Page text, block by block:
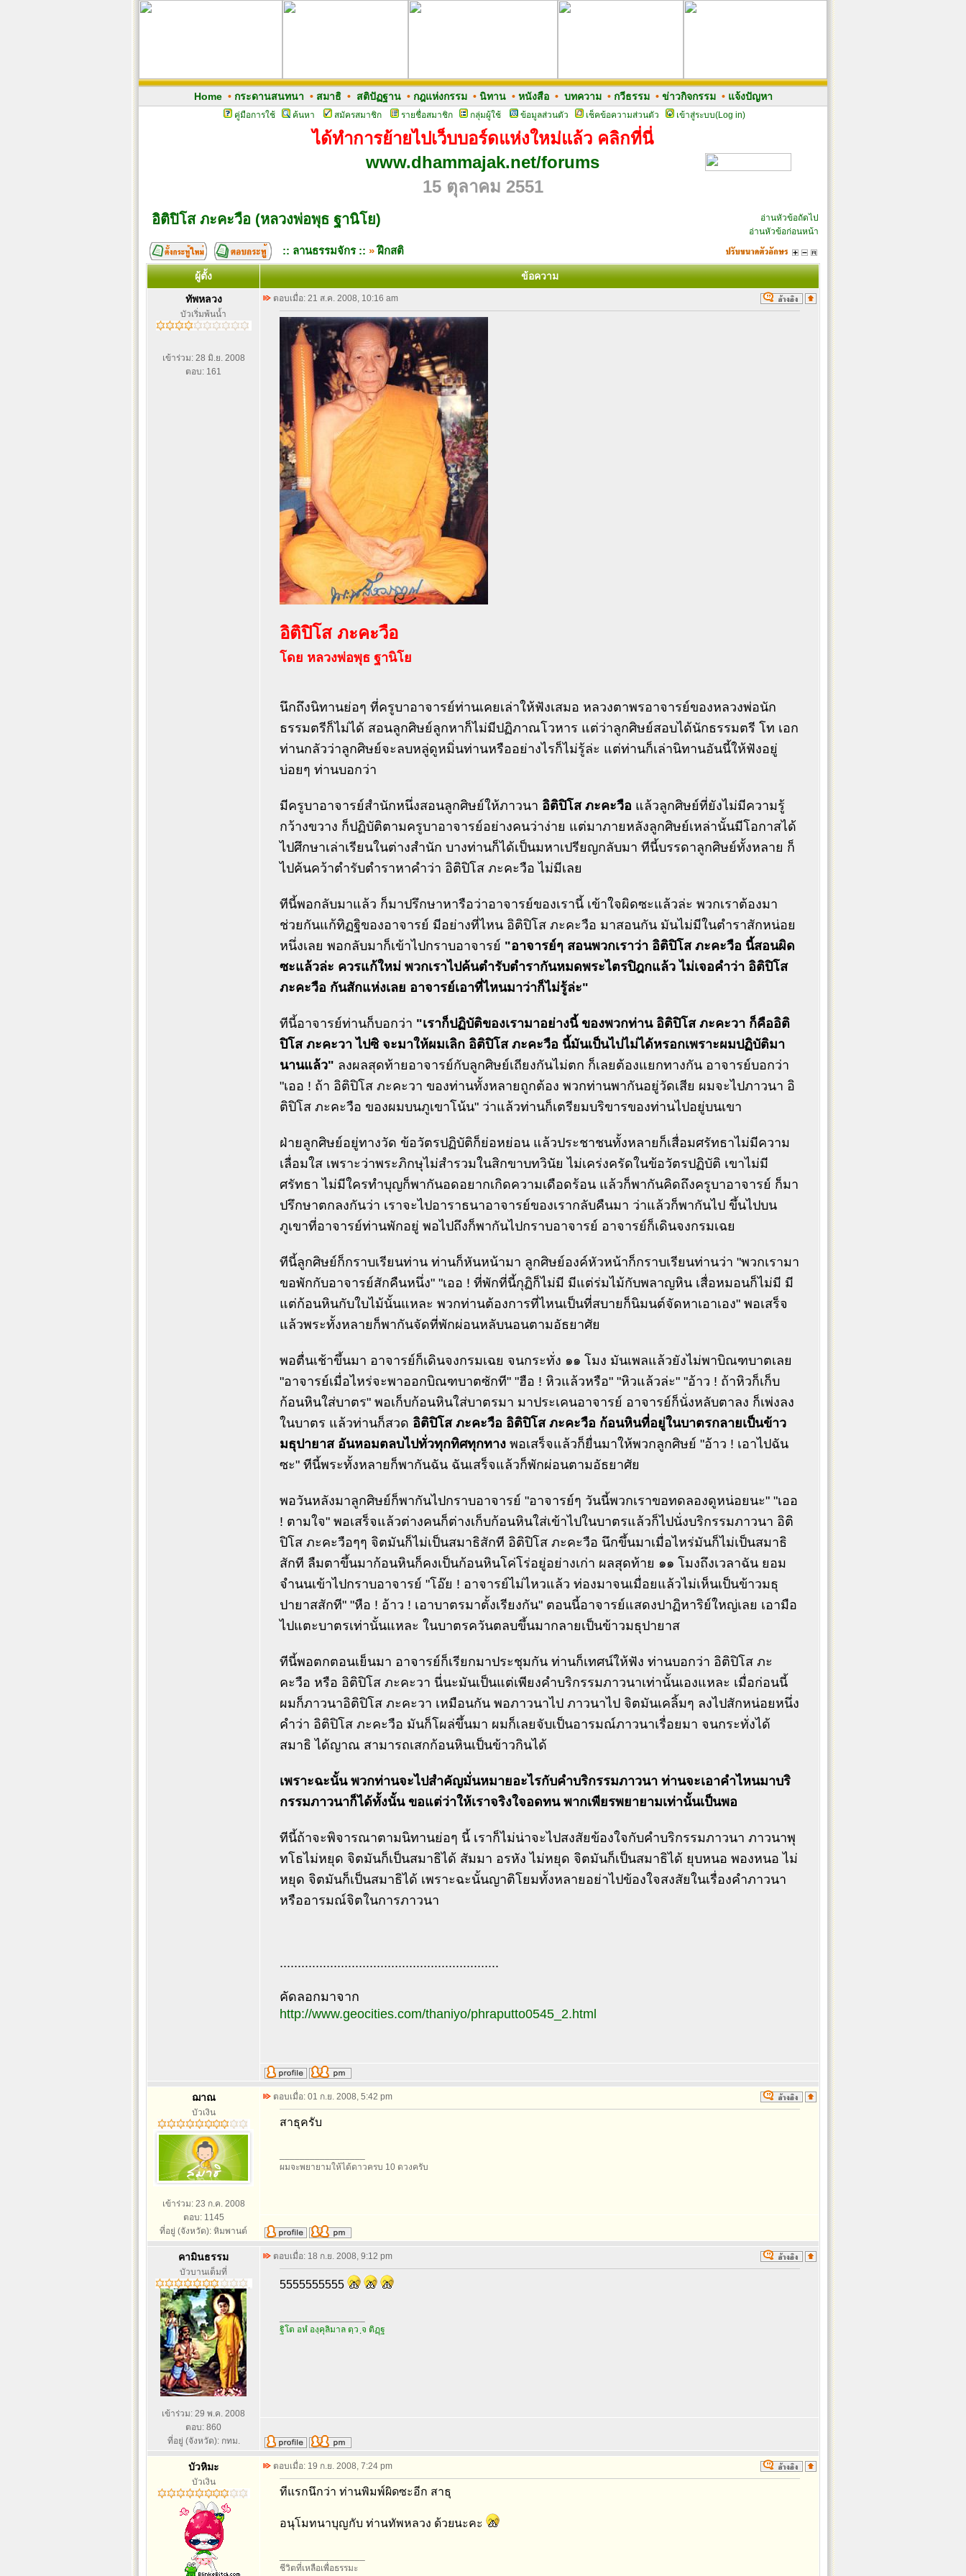
Home• กระดานสนทนา • สมาธิ• สติปัฏฐาน• กฎแห่งกรรม• นิทาน• หนังสือ• บทความ• กวีธรรม• ข่าวกิจกรรม• แจ้งปัญหา
คู่มือการใช้ ค้นหา สมัครสมาชิก รายชื่อสมาชิก กลุ่มผู้ใช้ ข้อมูลส่วนตัว เช็คข้อความส่วนตัว เข้าสู่ระบบ(Log in)
ได้ทำการย้ายไปเว็บบอร์ดแห่งใหม่แล้ว คลิกที่นี่
www.dhammajak.net/forums
15 ตุลาคม 2551
อิติปิโส ภะคะวือ (หลวงพ่อพุธ ฐานิโย)
อ่านหัวข้อถัดไป
อ่านหัวข้อก่อนหน้า
:: ลานธรรมจักร :: »ฝึกสติ
ผู้ตั้ง
ข้อความ
ทัพหลวง
บัวเริ่มพ้นน้ำ
เข้าร่วม: 28 มิ.ย. 2008
ตอบ: 161
ตอบเมื่อ: 21 ส.ค. 2008, 10:16 am
อิติปิโส ภะคะวือ
โดย หลวงพ่อพุธ ฐานิโย
นึกถึงนิทานย่อๆ ที่ครูบาอาจารย์ท่านเคยเล่าให้ฟังเสมอ หลวงตาพรอาจารย์ของหลวงพ่อนัก
ธรรมตรีก็ไม่ได้ สอนลูกศิษย์ลูกหาก็ไม่มีปฏิภาณโวหาร แต่ว่าลูกศิษย์สอบได้นักธรรมตรี โท เอก
ท่านกลัวว่าลูกศิษย์จะลบหลู่ดูหมิ่นท่านหรืออย่างไรก็ไม่รู้ล่ะ แต่ท่านก็เล่านิทานอันนี้ให้ฟังอยู่
บ่อยๆ ท่านบอกว่า
มีครูบาอาจารย์สำนักหนึ่งสอนลูกศิษย์ให้ภาวนา อิติปิโส ภะคะวือ แล้วลูกศิษย์ที่ยังไม่มีความรู้
กว้างขวาง ก็ปฏิบัติตามครูบาอาจารย์อย่างคนว่าง่าย แต่มาภายหลังลูกศิษย์เหล่านั้นมีโอกาสได้
ไปศึกษาเล่าเรียนในต่างสำนัก บางท่านก็ได้เป็นมหาเปรียญกลับมา ทีนี้บรรดาลูกศิษย์ทั้งหลาย ก็
ไปค้นคว้าตำรับตำราหาคำว่า อิติปิโส ภะคะวือ ไม่มีเลย
ทีนี้พอกลับมาแล้ว ก็มาปรึกษาหารือว่าอาจารย์ของเรานี้ เข้าใจผิดซะแล้วล่ะ พวกเราต้องมา
ช่วยกันแก้ทิฏฐิของอาจารย์ มีอย่างที่ไหน อิติปิโส ภะคะวือ มาสอนกัน มันไม่มีในตำราสักหน่อย
หนึ่งเลย พอกลับมาก็เข้าไปกราบอาจารย์ "อาจารย์ๆ สอนพวกเราว่า อิติปิโส ภะคะวือ นี้สอนผิด
ซะแล้วล่ะ ควรแก้ใหม่ พวกเราไปค้นตำรับตำรากันหมดพระไตรปิฎกแล้ว ไม่เจอคำว่า อิติปิโส
ภะคะวือ กันสักแห่งเลย อาจารย์เอาที่ไหนมาว่าก็ไม่รู้ล่ะ"
ทีนี้อาจารย์ท่านก็บอกว่า "เราก็ปฏิบัติของเรามาอย่างนี้ ของพวกท่าน อิติปิโส ภะคะวา ก็คืออิติ
ปิโส ภะคะวา ไปซิ จะมาให้ผมเลิก อิติปิโส ภะคะวือ นี้มันเป็นไปไม่ได้หรอกเพราะผมปฏิบัติมา
นานแล้ว" ลงผลสุดท้ายอาจารย์กับลูกศิษย์เถียงกันไม่ตก ก็เลยต้องแยกทางกัน อาจารย์บอกว่า
"เออ ! ถ้า อิติปิโส ภะคะวา ของท่านทั้งหลายถูกต้อง พวกท่านพากันอยู่วัดเสีย ผมจะไปภาวนา อิ
ติปิโส ภะคะวือ ของผมบนภูเขาโน้น" ว่าแล้วท่านก็เตรียมบริขารของท่านไปอยู่บนเขา
ฝ่ายลูกศิษย์อยู่ทางวัด ข้อวัตรปฏิบัติก็ย่อหย่อน แล้วประชาชนทั้งหลายก็เสื่อมศรัทธาไม่มีความ
เลื่อมใส เพราะว่าพระภิกษุไม่สำรวมในสิกขาบทวินัย ไม่เคร่งครัดในข้อวัตรปฏิบัติ เขาไม่มี
ศรัทธา ไม่มีใครทำบุญก็พากันอดอยากเกิดความเดือดร้อน แล้วก็พากันคิดถึงครูบาอาจารย์ ก็มา
ปรึกษาตกลงกันว่า เราจะไปอาราธนาอาจารย์ของเรากลับคืนมา ว่าแล้วก็พากันไป ขึ้นไปบน
ภูเขาที่อาจารย์ท่านพักอยู่ พอไปถึงก็พากันไปกราบอาจารย์ อาจารย์ก็เดินจงกรมเฉย
ทีนี้ลูกศิษย์ก็กราบเรียนท่าน ท่านก็หันหน้ามา ลูกศิษย์องค์หัวหน้าก็กราบเรียนท่านว่า "พวกเรามา
ขอพักกับอาจารย์สักคืนหนึ่ง" "เออ ! ที่พักที่นี้กุฏิก็ไม่มี มีแต่ร่มไม้กับพลาญหิน เสื่อหมอนก็ไม่มี มี
แต่ก้อนหินกับใบไม้นั้นแหละ พวกท่านต้องการที่ไหนเป็นที่สบายก็นิมนต์จัดหาเอาเอง" พอเสร็จ
แล้วพระทั้งหลายก็พากันจัดที่พักผ่อนหลับนอนตามอัธยาศัย
พอตื่นเช้าขึ้นมา อาจารย์ก็เดินจงกรมเฉย จนกระทั่ง ๑๑ โมง มันเพลแล้วยังไม่พาบิณฑบาตเลย
"อาจารย์เมื่อไหร่จะพาออกบิณฑบาตซักที" "ฮือ ! หิวแล้วหรือ" "หิวแล้วล่ะ" "อ้าว ! ถ้าหิวก็เก็บ
ก้อนหินใส่บาตร" พอเก็บก้อนหินใส่บาตรมา มาประเคนอาจารย์ อาจารย์ก็นั่งหลับตาลง ก็เพ่งลง
ในบาตร แล้วท่านก็สวด อิติปิโส ภะคะวือ อิติปิโส ภะคะวือ ก้อนหินที่อยู่ในบาตรกลายเป็นข้าว
มธุปายาส อันหอมตลบไปทั่วทุกทิศทุกทาง พอเสร็จแล้วก็ยื่นมาให้พวกลูกศิษย์ "อ้าว ! เอาไปฉัน
ซะ" ทีนี้พระทั้งหลายก็พากันฉัน ฉันเสร็จแล้วก็พักผ่อนตามอัธยาศัย
พอวันหลังมาลูกศิษย์ก็พากันไปกราบอาจารย์ "อาจารย์ๆ วันนี้พวกเราขอทดลองดูหน่อยนะ" "เออ
! ตามใจ" พอเสร็จแล้วต่างคนก็ต่างเก็บก้อนหินใส่เข้าไปในบาตรแล้วก็ไปนั่งบริกรรมภาวนา อิติ
ปิโส ภะคะวือๆๆ จิตมันก็ไม่เป็นสมาธิสักที อิติปิโส ภะคะวือ นึกขึ้นมาเมื่อไหร่มันก็ไม่เป็นสมาธิ
สักที ลืมตาขึ้นมาก้อนหินก็คงเป็นก้อนหินโค่โร่อยู่อย่างเก่า ผลสุดท้าย ๑๑ โมงถึงเวลาฉัน ยอม
จำนนเข้าไปกราบอาจารย์ "โอ๊ย ! อาจารย์ไม่ไหวแล้ว ท่องมาจนเมื่อยแล้วไม่เห็นเป็นข้าวมธุ
ปายาสสักที" "หือ ! อ้าว ! เอาบาตรมาตั้งเรียงกัน" ตอนนี้อาจารย์แสดงปาฏิหาริย์ใหญ่เลย เอามือ
ไปแตะบาตรเท่านั้นแหละ ในบาตรควันตลบขึ้นมากลายเป็นข้าวมธุปายาส
ทีนี้พอตกตอนเย็นมา อาจารย์ก็เรียกมาประชุมกัน ท่านก็เทศน์ให้ฟัง ท่านบอกว่า อิติปิโส ภะ
คะวือ หรือ อิติปิโส ภะคะวา นี่นะมันเป็นแต่เพียงคำบริกรรมภาวนาเท่านั้นเองแหละ เมื่อก่อนนี้
ผมก็ภาวนาอิติปิโส ภะคะวา เหมือนกัน พอภาวนาไป ภาวนาไป จิตมันเคลิ้มๆ ลงไปสักหน่อยหนึ่ง
คำว่า อิติปิโส ภะคะวือ มันก็โผล่ขึ้นมา ผมก็เลยจับเป็นอารมณ์ภาวนาเรื่อยมา จนกระทั่งได้
สมาธิ ได้ญาณ สามารถเสกก้อนหินเป็นข้าวกินได้
เพราะฉะนั้น พวกท่านจะไปสำคัญมั่นหมายอะไรกับคำบริกรรมภาวนา ท่านจะเอาคำไหนมาบริ
กรรมภาวนาก็ได้ทั้งนั้น ขอแต่ว่าให้เราจริงใจอดทน พากเพียรพยายามเท่านั้นเป็นพอ
ทีนี้ถ้าจะพิจารณาตามนิทานย่อๆ นี้ เราก็ไม่น่าจะไปสงสัยข้องใจกับคำบริกรรมภาวนา ภาวนาพุ
ทโธไม่หยุด จิตมันก็เป็นสมาธิได้ สัมมา อรหัง ไม่หยุด จิตมันก็เป็นสมาธิได้ ยุบหนอ พองหนอ ไม่
หยุด จิตมันก็เป็นสมาธิได้ เพราะฉะนั้นญาติโยมทั้งหลายอย่าไปข้องใจสงสัยในเรื่องคำภาวนา
หรืออารมณ์จิตในการภาวนา
.............................................................
คัดลอกมาจาก
http://www.geocities.com/thaniyo/phraputto0545_2.html
ฌาณ
บัวเงิน
เข้าร่วม: 23 ก.ค. 2008
ตอบ: 1145
ที่อยู่ (จังหวัด): หิมพานต์
ตอบเมื่อ: 01 ก.ย. 2008, 5:42 pm
สาธุครับ
ผมจะพยายามให้ได้ดาวครบ 10 ดวงครับ
คามินธรรม
บัวบานเต็มที่
เข้าร่วม: 29 พ.ค. 2008
ตอบ: 860
ที่อยู่ (จังหวัด): กทม.
ตอบเมื่อ: 18 ก.ย. 2008, 9:12 pm
5555555555
ฐิโต อหํ องฺคุลิมาล ตฺว ฺจ ติฏฺฐ
บัวหิมะ
บัวเงิน
ตอบเมื่อ: 19 ก.ย. 2008, 7:24 pm
ทีแรกนึกว่า ท่านพิมพ์ผิดซะอีก สาธุ
อนุโมทนาบุญกับ ท่านทัพหลวง ด้วยนะคะ
ชีวิตที่เหลือเพื่อธรรมะ